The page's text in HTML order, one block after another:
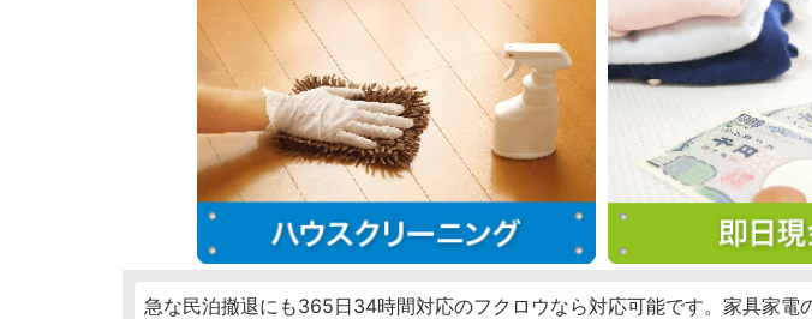
急な民泊撤退にも365日34時間対応のフクロウなら対応可能です。家具家